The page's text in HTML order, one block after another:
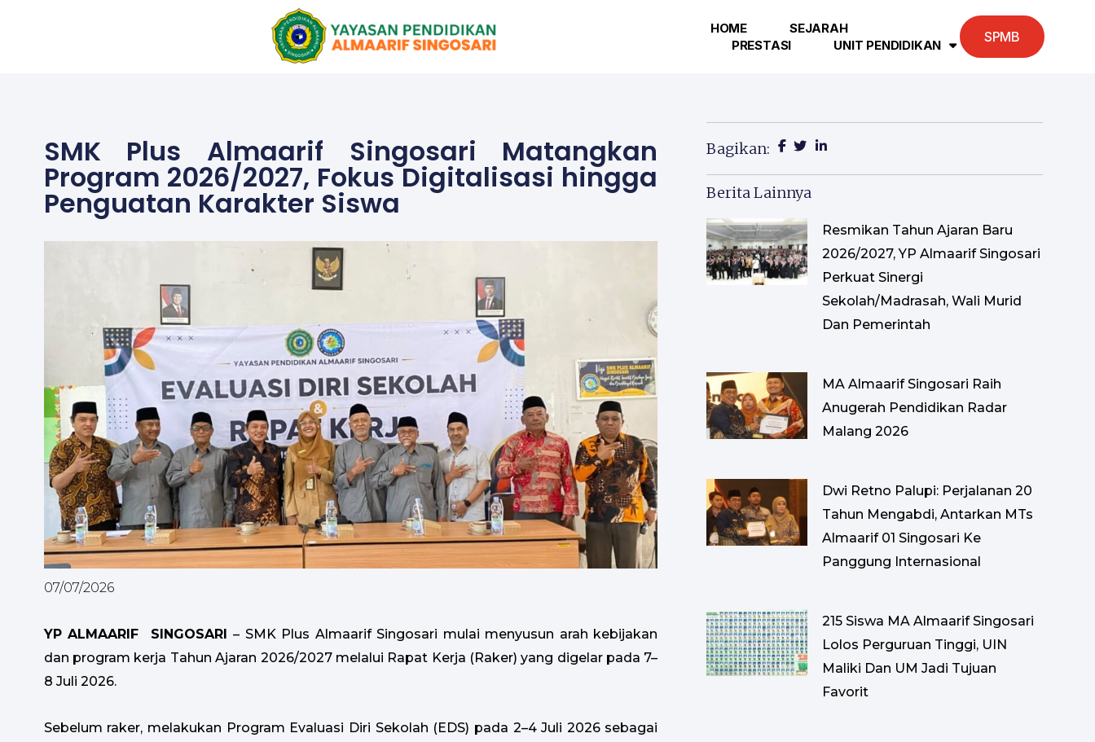
HOME
SEJARAH
PRESTASI
UNIT PENDIDIKAN
SPMB
SMK Plus Almaarif Singosari Matangkan
Program 2026/2027, Fokus Digitalisasi hingga
Penguatan Karakter Siswa
07/07/2026
YP ALMAARIF SINGOSARI – SMK Plus Almaarif Singosari mulai menyusun arah kebijakan
dan program kerja Tahun Ajaran 2026/2027 melalui Rapat Kerja (Raker) yang digelar pada 7–
8 Juli 2026.
Sebelum raker, melakukan Program Evaluasi Diri Sekolah (EDS) pada 2–4 Juli 2026 sebagai
Bagikan:
Berita Lainnya
Resmikan Tahun Ajaran Baru
2026/2027, YP Almaarif Singosari
Perkuat Sinergi
Sekolah/Madrasah, Wali Murid
Dan Pemerintah
MA Almaarif Singosari Raih
Anugerah Pendidikan Radar
Malang 2026
Dwi Retno Palupi: Perjalanan 20
Tahun Mengabdi, Antarkan MTs
Almaarif 01 Singosari Ke
Panggung Internasional
215 Siswa MA Almaarif Singosari
Lolos Perguruan Tinggi, UIN
Maliki Dan UM Jadi Tujuan
Favorit